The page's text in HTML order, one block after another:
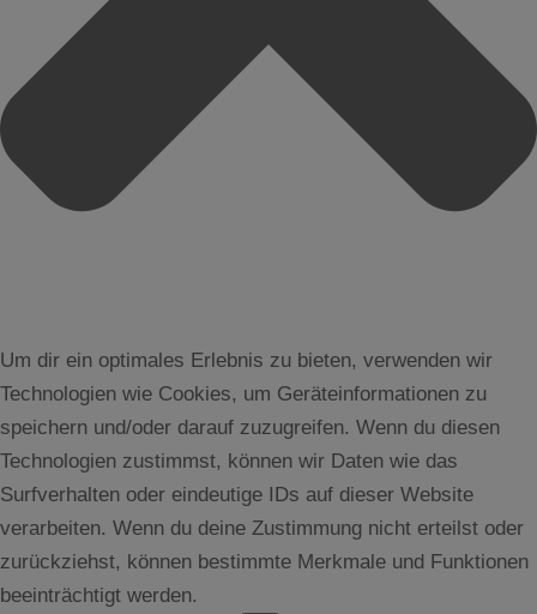
Um dir ein optimales Erlebnis zu bieten, verwenden wir
Technologien wie Cookies, um Geräteinformationen zu
speichern und/oder darauf zuzugreifen. Wenn du diesen
Technologien zustimmst, können wir Daten wie das
Surfverhalten oder eindeutige IDs auf dieser Website
verarbeiten. Wenn du deine Zustimmung nicht erteilst oder
zurückziehst, können bestimmte Merkmale und Funktionen
beeinträchtigt werden.